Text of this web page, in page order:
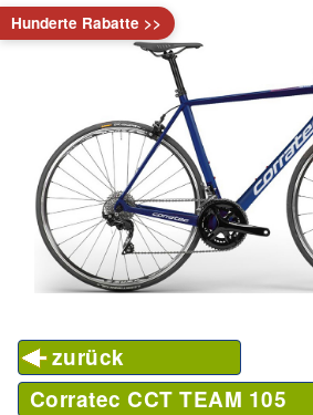
Hunderte Rabatte >>
zurück
Corratec CCT TEAM 105